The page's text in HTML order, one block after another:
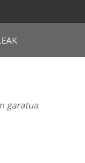
garatua